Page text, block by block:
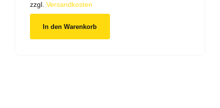
99,00 €75,00 €.
zzgl. Versandkosten
In den Warenkorb